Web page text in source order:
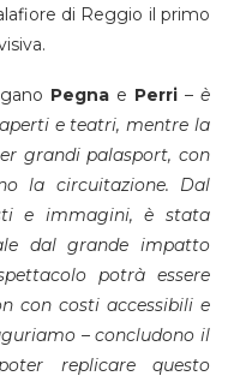
di Reggio il primo
Pegna e Perri – è
e teatri, mentre la
grandi palasport, con
la circuitazione. Dal
e immagini, è stata
dal grande impatto
potrà essere
con costi accessibili e
– concludono il
replicare questo